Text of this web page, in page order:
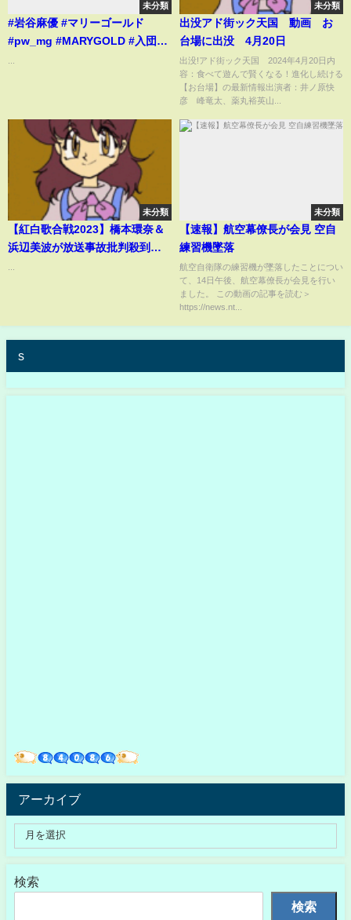
未分類
#岩谷麻優 #マリーゴールド
#pw_mg #MARYGOLD #入団会
未分類
出没アド街ック天国 動画 お
台場に出没 4月20日
出没!アド街ック天国 2024年4月20日内
容：食べて遊んで賢くなる！進化し続ける
【お台場】の最新情報出演者：井ノ原快
彦 峰竜太、薬丸裕英山...
未分類
【紅白歌合戦2023】橋本環奈＆
浜辺美波が放送事故批判殺到。
未分類
【速報】航空幕僚長が会見 空自
練習機墜落
航空自衛隊の練習機が墜落したことについ
て、14日午後、航空幕僚長が会見を行い
ました。 この動画の記事を読む＞
https://news.nt...
s
アーカイブ
検索
検索